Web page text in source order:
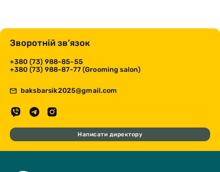
Зворотній зв’язок
+380 (73) 988-85-55
+380 (73) 988-87-77 (Grooming salon)
baksbarsik2025@gmail.com
Написати директору